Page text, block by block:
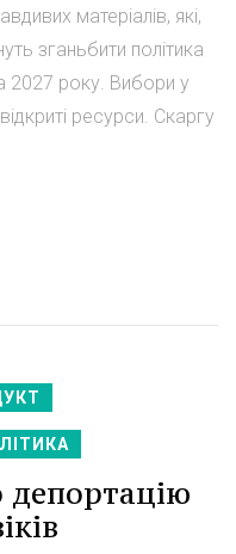
матеріалів, які,
зганьбити політика
2027 року. Вибори у
ресурси. Скаргу